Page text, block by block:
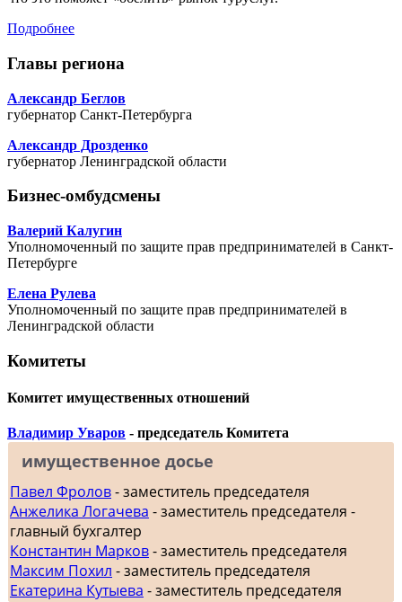
Подробнее
Главы региона
Александр Беглов
губернатор Санкт-Петербурга
Александр Дрозденко
губернатор Ленинградской области
Бизнес-омбудсмены
Валерий Калугин
Уполномоченный по защите прав предпринимателей в Санкт-
Петербурге
Елена Рулева
Уполномоченный по защите прав предпринимателей в
Ленинградской области
Комитеты
Комитет имущественных отношений
Владимир Уваров - председатель Комитета
имущественное досье
Павел Фролов- заместитель председателя
Анжелика Логачева - заместитель председателя -
главный бухгалтер
Константин Марков- заместитель председателя
Максим Похил - заместитель председателя
Екатерина Кутыева - заместитель председателя